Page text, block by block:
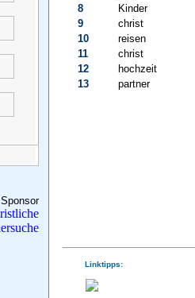
Sponsor
8
Kinder
9
christ
10
reisen
11
christ
12
hochzeit
13
partner
Linktipps: